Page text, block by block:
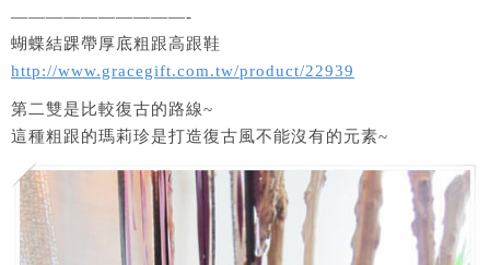
——————————-
蝴蝶結踝帶厚底粗跟高跟鞋
http://www.gracegift.com.tw/product/22939
第二雙是比較復古的路線~
這種粗跟的瑪莉珍是打造復古風不能沒有的元素~